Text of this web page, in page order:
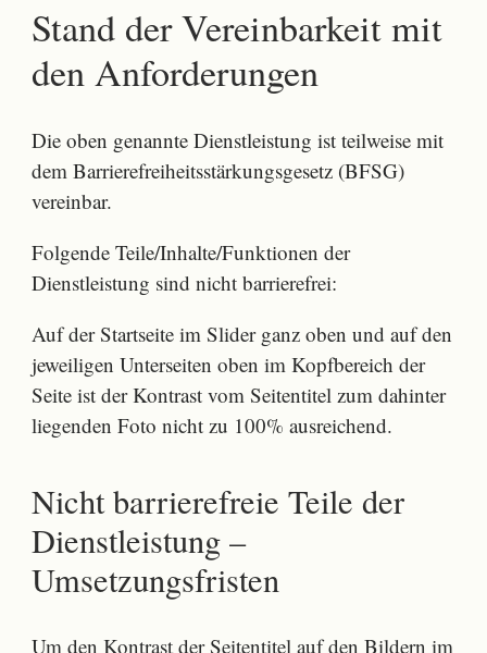
Stand der Vereinbarkeit mit
den Anforderungen
Die oben genannte Dienstleistung ist teilweise mit
dem Barrierefreiheitsstärkungsgesetz (BFSG)
vereinbar.
Folgende Teile/Inhalte/Funktionen der
Dienstleistung sind nicht barrierefrei:
Auf der Startseite im Slider ganz oben und auf den
jeweiligen Unterseiten oben im Kopfbereich der
Seite ist der Kontrast vom Seitentitel zum dahinter
liegenden Foto nicht zu 100% ausreichend.
Nicht barrierefreie Teile der
Dienstleistung –
Umsetzungsfristen
Um den Kontrast der Seitentitel auf den Bildern im